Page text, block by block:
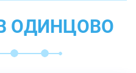
ОДИНЦОВО